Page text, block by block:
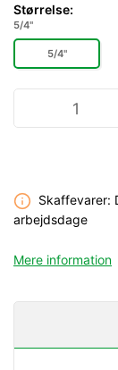
Størrelse:
5/4"
5/4"
Skaffevarer:
arbejdsdage
Mere information